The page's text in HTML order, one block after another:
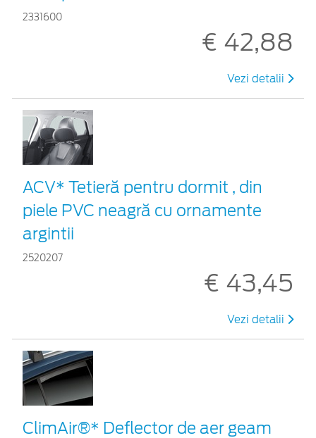
2331600
€ 42,88
Vezi detalii
ACV* Tetieră pentru dormit , din
piele PVC neagră cu ornamente
argintii
2520207
€ 43,45
Vezi detalii
ClimAir®* Deflector de aer geam